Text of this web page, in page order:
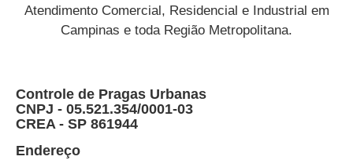
Atendimento Comercial, Residencial e Industrial em
Campinas e toda Região Metropolitana.
Controle de Pragas Urbanas
CNPJ - 05.521.354/0001-03
CREA - SP 861944
Endereço